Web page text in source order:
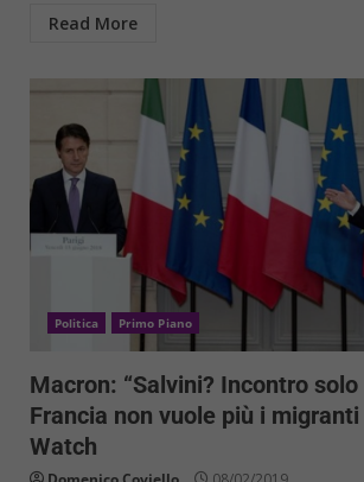
Read More
Politica Primo Piano
Macron: “Salvini? Incontro solo
Francia non vuole più i migranti
Watch